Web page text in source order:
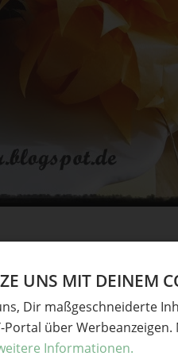
fertig gekauft
UNS MIT DEINEM
Dir maßgeschneiderte
Portal über
Informationen.